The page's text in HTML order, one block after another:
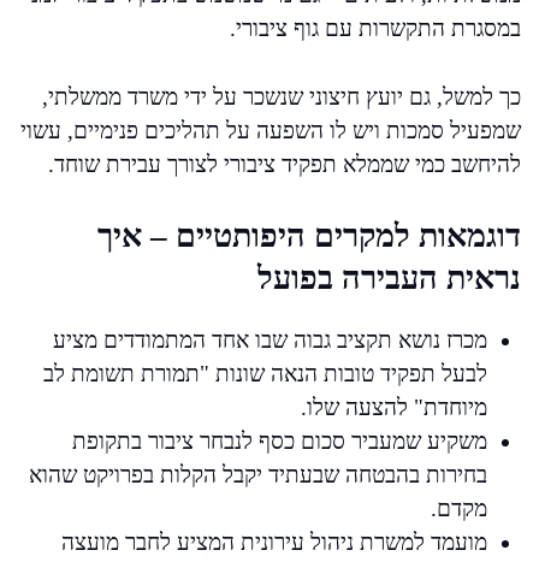
במסגרת התקשרות עם גוף ציבורי.
כך למשל, גם יועץ חיצוני שנשכר על ידי משרד ממשלתי,
שמפעיל סמכות ויש לו השפעה על תהליכים פנימיים, עשוי
להיחשב כמי שממלא תפקיד ציבורי לצורך עבירת שוחד.
דוגמאות למקרים היפותטיים – איך
נראית העבירה בפועל
מכרז נושא תקציב גבוה שבו אחד המתמודדים מציע
לבעל תפקיד טובות הנאה שונות "תמורת תשומת לב
מיוחדת" להצעה שלו.
משקיע שמעביר סכום כסף לנבחר ציבור בתקופת
בחירות בהבטחה שבעתיד יקבל הקלות בפרויקט שהוא
מקדם.
מועמד למשרת ניהול עירונית המציע לחבר מועצה